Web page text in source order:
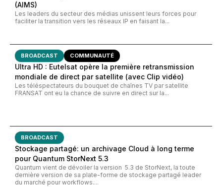
(AIMS)
Les leaders du secteur des médias unissent leurs forces pour
faciliter la transition vers les réseaux IP en faisant la...
BROADCAST COMMUNAUTÉ
Ultra HD : Eutelsat opère la première retransmission
mondiale de direct par satellite (avec Clip vidéo)
Les téléspectateurs du bouquet de chaînes TV par satellite
FRANSAT ont eu la chance de suivre en direct sur la...
BROADCAST
Stockage partagé: un archivage Cloud à long terme
pour Quantum StorNext 5.3
Quantum vient de dévoiler la version 5.3 de StorNext, la toute
dernière version de sa plate-forme de stockage partagé leader
du marché pour workflows....